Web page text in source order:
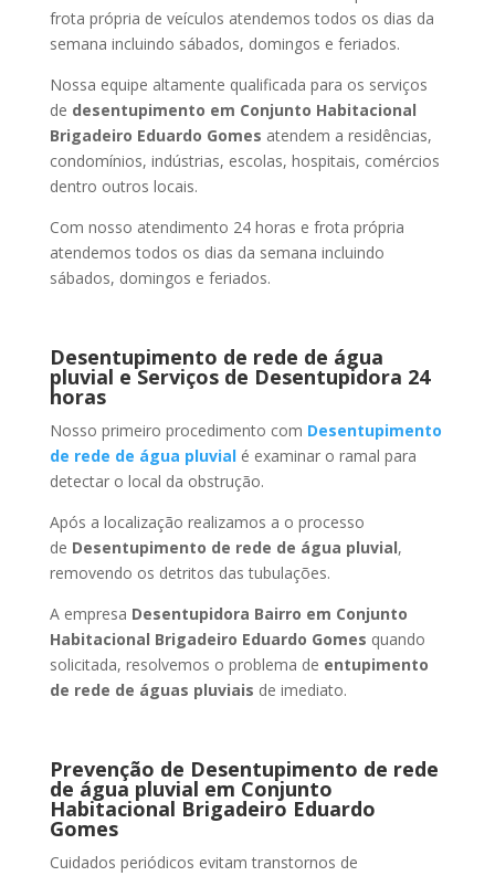
frota própria de veículos atendemos todos os dias da
semana incluindo sábados, domingos e feriados.
Nossa equipe altamente qualificada para os serviços
de desentupimento em Conjunto Habitacional
Brigadeiro Eduardo Gomes atendem a residências,
condomínios, indústrias, escolas, hospitais, comércios
dentro outros locais.
Com nosso atendimento 24 horas e frota própria
atendemos todos os dias da semana incluindo
sábados, domingos e feriados.
Desentupimento de rede de água
pluvial e Serviços de Desentupidora 24
horas
Nosso primeiro procedimento com Desentupimento
de rede de água pluvialé examinar o ramal para
detectar o local da obstrução.
Após a localização realizamos a o processo
de Desentupimento de rede de água pluvial,
removendo os detritos das tubulações.
A empresa Desentupidora Bairro em Conjunto
Habitacional Brigadeiro Eduardo Gomes quando
solicitada, resolvemos o problema de entupimento
de rede de águas pluviais de imediato.
Prevenção de Desentupimento de rede
de água pluvial em Conjunto
Habitacional Brigadeiro Eduardo
Gomes
Cuidados periódicos evitam transtornos de